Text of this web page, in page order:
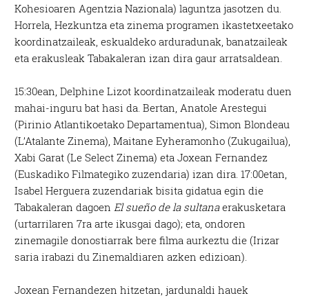
Kohesioaren Agentzia Nazionala) laguntza jasotzen du.
Horrela, Hezkuntza eta zinema programen ikastetxeetako
koordinatzaileak, eskualdeko arduradunak, banatzaileak
eta erakusleak Tabakaleran izan dira gaur arratsaldean.
15:30ean, Delphine Lizot koordinatzaileak moderatu duen
mahai-inguru bat hasi da. Bertan, Anatole Arestegui
(Pirinio Atlantikoetako Departamentua), Simon Blondeau
(L’Atalante Zinema), Maitane Eyheramonho (Zukugailua),
Xabi Garat (Le Select Zinema) eta Joxean Fernandez
(Euskadiko Filmategiko zuzendaria) izan dira. 17:00etan,
Isabel Herguera zuzendariak bisita gidatua egin die
Tabakaleran dagoen El sueño de la sultanaerakusketara
(urtarrilaren 7ra arte ikusgai dago); eta, ondoren
zinemagile donostiarrak bere filma aurkeztu die (Irizar
saria irabazi du Zinemaldiaren azken edizioan).
Joxean Fernandezen hitzetan, jardunaldi hauek